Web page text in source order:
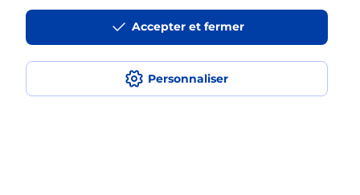
Personnaliser
Accepter et fermer
avec La Poste Mobile ?
à l’étranger avec La Poste Mobile ?